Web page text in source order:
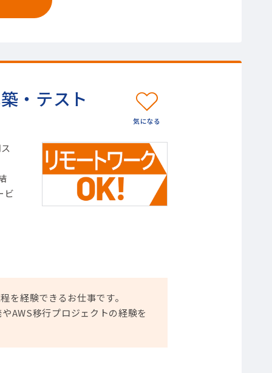
・テスト
ビ
を経験できるお仕事です。
移行プロジェクトの経験を